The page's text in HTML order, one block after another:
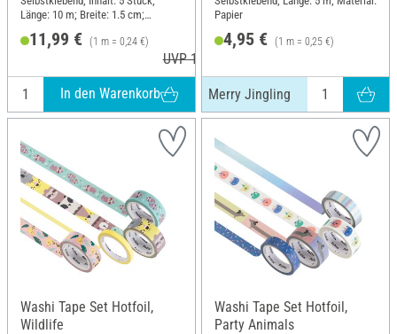
Länge: 10 m; Breite: 1.5 cm;
11,99 € (1 m = 0,24 €)
UVP 12,99 €
In den Warenkorb
Papier
4,95 € (1 m = 0,25 €)
Merry Jingling
Washi Tape Set Hotfoil,
Wildlife
Washi Tape Set Hotfoil,
Party Animals